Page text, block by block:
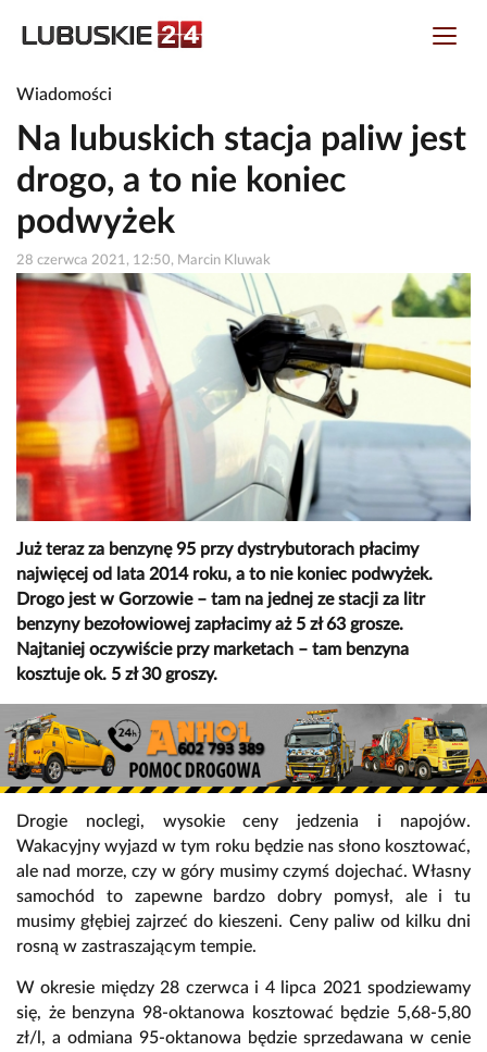
Wiadomości
Na lubuskich stacja paliw jest
drogo, a to nie koniec
podwyżek
28 czerwca 2021, 12:50, Marcin Kluwak
Już teraz za benzynę 95 przy dystrybutorach płacimy
najwięcej od lata 2014 roku, a to nie koniec podwyżek.
Drogo jest w Gorzowie – tam na jednej ze stacji za litr
benzyny bezołowiowej zapłacimy aż 5 zł 63 grosze.
Najtaniej oczywiście przy marketach – tam benzyna
kosztuje ok. 5 zł 30 groszy.
Drogie noclegi, wysokie ceny jedzenia i napojów.
Wakacyjny wyjazd w tym roku będzie nas słono kosztować,
ale nad morze, czy w góry musimy czymś dojechać. Własny
samochód to zapewne bardzo dobry pomysł, ale i tu
musimy głębiej zajrzeć do kieszeni. Ceny paliw od kilku dni
rosną w zastraszającym tempie.
W okresie między 28 czerwca i 4 lipca 2021 spodziewamy
się, że benzyna 98-oktanowa kosztować będzie 5,68-5,80
zł/l, a odmiana 95-oktanowa będzie sprzedawana w cenie